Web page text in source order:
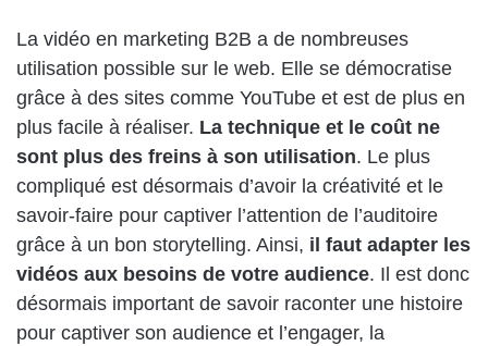
La vidéo en marketing B2B a de nombreuses
utilisation possible sur le web. Elle se démocratise
grâce à des sites comme YouTube et est de plus en
plus facile à réaliser. La technique et le coût ne
sont plus des freins à son utilisation. Le plus
compliqué est désormais d’avoir la créativité et le
savoir-faire pour captiver l’attention de l’auditoire
grâce à un bon storytelling. Ainsi, il faut adapter les
vidéos aux besoins de votre audience. Il est donc
désormais important de savoir raconter une histoire
pour captiver son audience et l’engager, la